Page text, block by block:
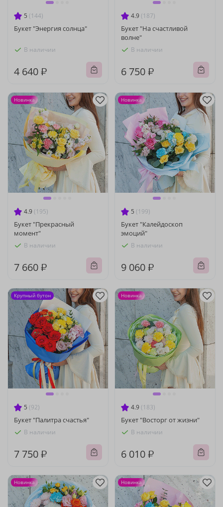
5 (144)
Букет "Энергия солнца"
В наличии
4 640 ₽
4.9 (187)
Букет "На счастливой
волне"
В наличии
6 750 ₽
4.9 (195)
Букет "Прекрасный
момент"
В наличии
7 660 ₽
Новинка
5 (199)
Букет "Калейдоскоп
эмоций"
В наличии
9 060 ₽
Новинка
5 (92)
Букет "Палитра счастья"
В наличии
7 750 ₽
Крупный бутон
4.9 (183)
Букет "Восторг от жизни"
В наличии
6 010 ₽
Новинка
Новинка Новинка